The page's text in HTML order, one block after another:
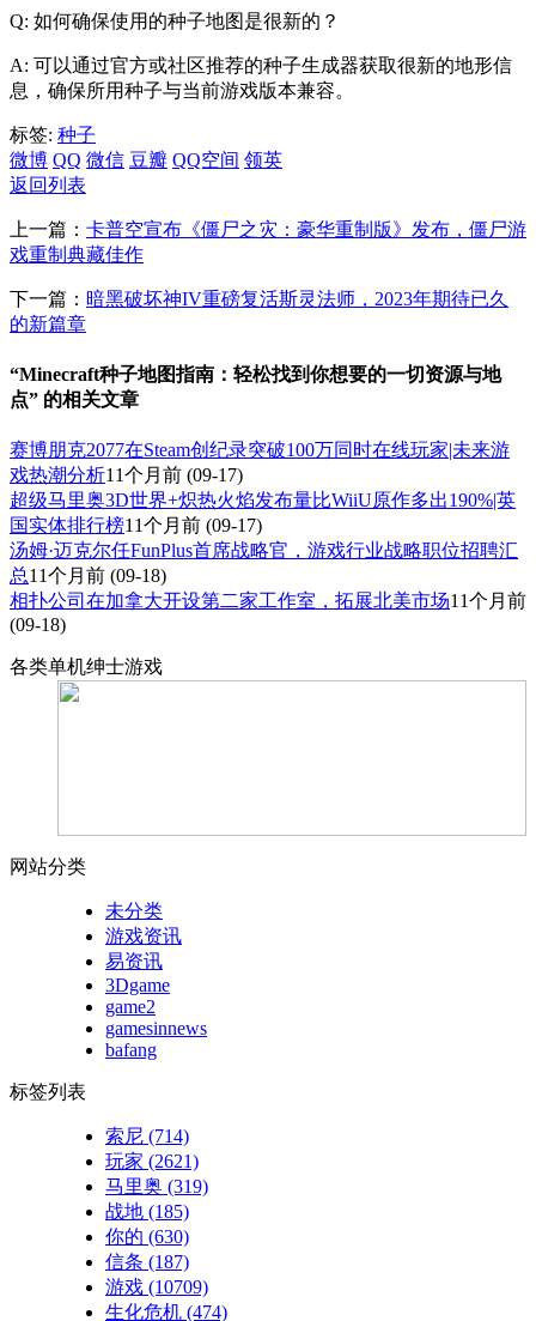
Q: 如何确保使用的种子地图是很新的？
A: 可以通过官方或社区推荐的种子生成器获取很新的地形信
息，确保所用种子与当前游戏版本兼容。
标签: 种子
微博 QQ 微信 豆瓣 QQ空间 领英
返回列表
上一篇： 卡普空宣布《僵尸之灾：豪华重制版》发布，僵尸游
戏重制典藏佳作
下一篇： 暗黑破坏神IV重磅复活斯灵法师，2023年期待已久
的新篇章
“Minecraft种子地图指南：轻松找到你想要的一切资源与地
点” 的相关文章
赛博朋克2077在Steam创纪录突破100万同时在线玩家|未来游
戏热潮分析11个月前 (09-17)
超级马里奥3D世界+炽热火焰发布量比WiiU原作多出190%|英
国实体排行榜11个月前 (09-17)
汤姆·迈克尔任FunPlus首席战略官，游戏行业战略职位招聘汇
总11个月前 (09-18)
相扑公司在加拿大开设第二家工作室，拓展北美市场11个月前
(09-18)
各类单机绅士游戏
网站分类
未分类
游戏资讯
易资讯
3Dgame
game2
gamesinnews
bafang
标签列表
索尼 (714)
玩家 (2621)
马里奥 (319)
战地 (185)
你的 (630)
信条 (187)
游戏 (10709)
生化危机 (474)